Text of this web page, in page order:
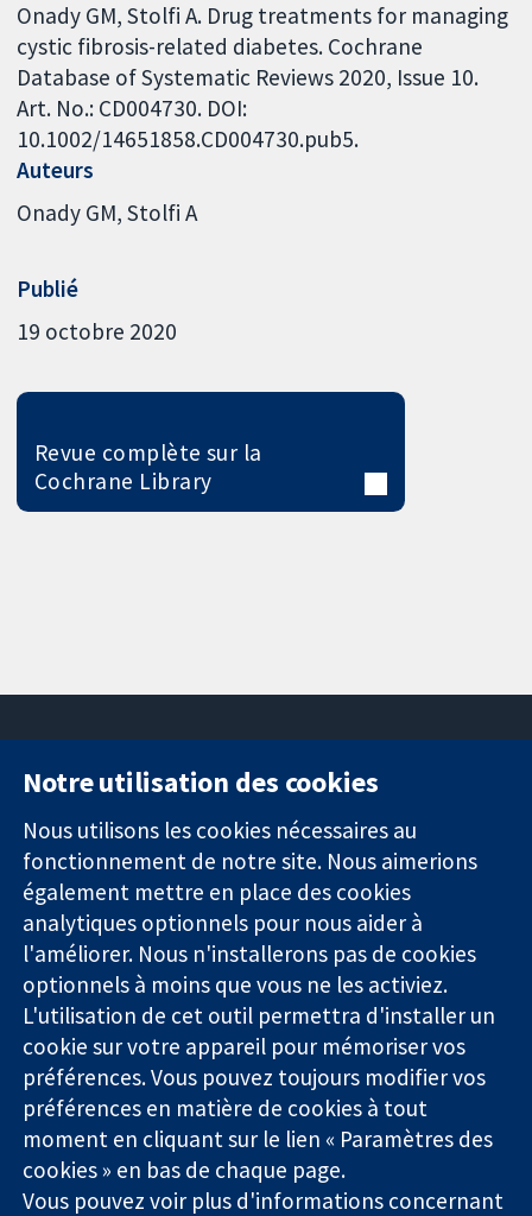
Onady GM, Stolfi A. Drug treatments for managing
cystic fibrosis-related diabetes. Cochrane
Database of Systematic Reviews 2020, Issue 10.
Art. No.: CD004730. DOI:
10.1002/14651858.CD004730.pub5.
Auteurs
Onady GM Stolfi A
Publié
19 octobre 2020
Revue complète sur la
Cochrane Library
Des données
probantes.
Des décisions
éclairées.
Une meilleure
santé.
11-13 Cavendish
Square
Londres
W1G0AN
Royaume-Uni
nous
Actualités
Service de
presse
Qui sommes-
nous
Offres
d'emploi
Library
La Collaboration Cochrane est une association caritative (n°
1045921) et une société à responsabilité limitée par garantie (n°
03044323) enregistrée en Angleterre et au Pays de Galles. Numéro
Notre utilisation des cookies
Nous utilisons les cookies nécessaires au
fonctionnement de notre site. Nous aimerions
également mettre en place des cookies
analytiques optionnels pour nous aider à
l'améliorer. Nous n'installerons pas de cookies
optionnels à moins que vous ne les activiez.
L'utilisation de cet outil permettra d'installer un
cookie sur votre appareil pour mémoriser vos
préférences. Vous pouvez toujours modifier vos
préférences en matière de cookies à tout
moment en cliquant sur le lien « Paramètres des
cookies » en bas de chaque page.
Vous pouvez voir plus d'informations concernant